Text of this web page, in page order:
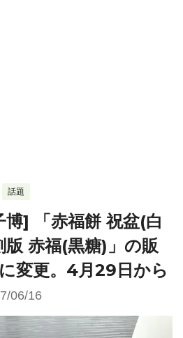
話題
] 「赤福餅 祝盆(白
赤福(黒糖)」の販
変更。4月29日から
06/16